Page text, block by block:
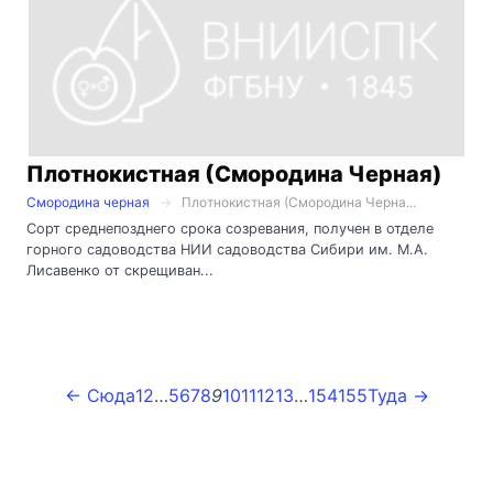
Плотнокистная (Смородина Черная)
Смородина черная
Плотнокистная (Смородина Черна...
Сорт среднепозднего срока созревания, получен в отделе
горного садоводства НИИ садоводства Сибири им. М.А.
Лисавенко от скрещиван...
← Сюда12…5678910111213…154155Туда →